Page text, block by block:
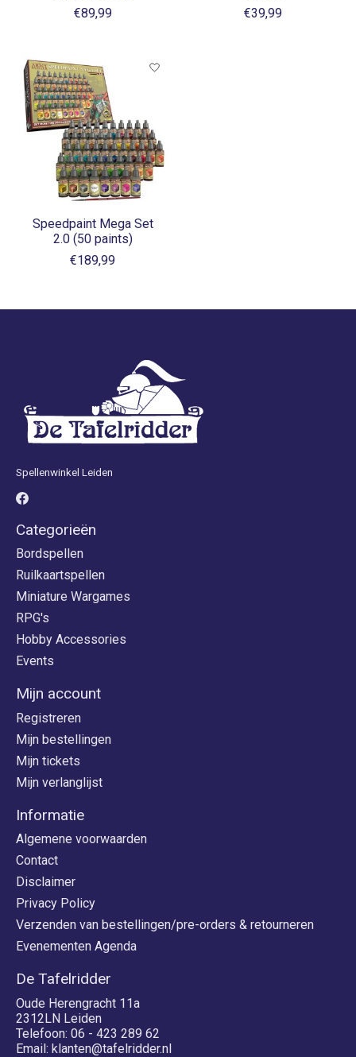
€89,99
€39,99
Speedpaint Mega Set
2.0 (50 paints)
€189,99
Spellenwinkel Leiden
Categorieën
Bordspellen
Ruilkaartspellen
Miniature Wargames
RPG's
Hobby Accessories
Events
Mijn account
Registreren
Mijn bestellingen
Mijn tickets
Mijn verlanglijst
Informatie
Algemene voorwaarden
Contact
Disclaimer
Privacy Policy
Verzenden van bestellingen/pre-orders & retourneren
Evenementen Agenda
De Tafelridder
Oude Herengracht 11a
2312LN Leiden
Telefoon: 06 - 423 289 62
Email: klanten@tafelridder.nl